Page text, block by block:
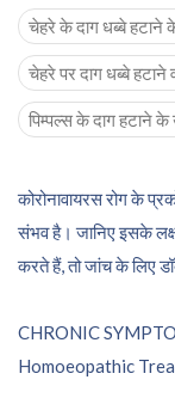
चेहरे के दाग धब्बे हटाने
चेहरे पर दाग धब्बे हटाने
पिम्पल्स के दाग हटाने के
Post
कोरोनावायरस रोग के
संभव है। जानिए इसके
करते हैं, तो जांच के लिए
CHRONIC
Homoeopathic